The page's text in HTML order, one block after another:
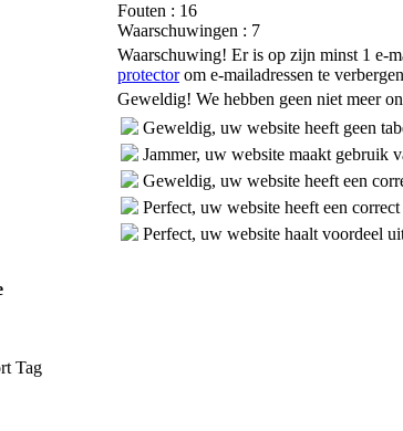
Fouten : 16
Waarschuwingen : 7
Waarschuwing! Er is op zijn minst 1 e-
protectorom e-mailadressen te
Geweldig! We hebben geen niet meer
Geweldig, uw website heeft geen
Jammer, uw website maakt gebruik
Geweldig, uw website heeft een
Perfect, uw website heeft een
Perfect, uw website haalt voordeel
Tag